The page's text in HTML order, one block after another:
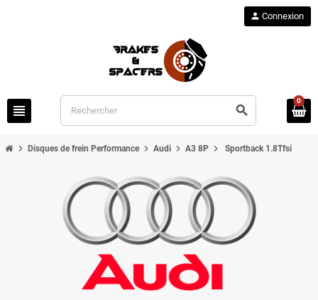
view_headline search
person Connexion
0
chevron_right Disques de frein Performance chevron_right Audi chevron_right A3 8P chevron_right Sportback 1.8Tfsi